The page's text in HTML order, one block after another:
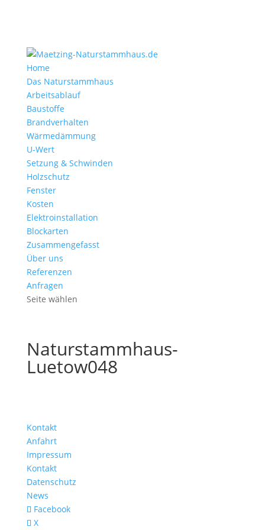
Home
Das Naturstammhaus
Arbeitsablauf
Baustoffe
Brandverhalten
Wärmedämmung
U-Wert
Setzung & Schwinden
Holzschutz
Fenster
Kosten
Elektroinstallation
Blockarten
Zusammengefasst
Über uns
Referenzen
Anfragen
Seite wählen
Naturstammhaus-
Luetow048
Kontakt
Anfahrt
Impressum
Kontakt
Datenschutz
News
Facebook
X